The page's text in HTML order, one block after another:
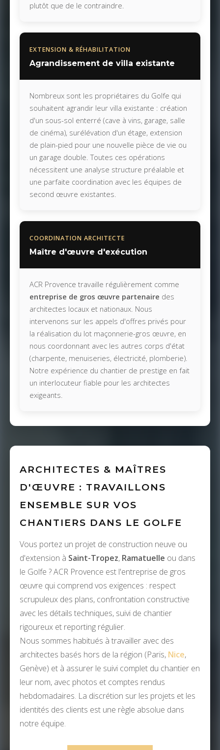
plutôt que de le contraindre.
EXTENSION & RÉHABILITATION
Agrandissement de villa existante
Nombreux sont les propriétaires du Golfe qui
souhaitent agrandir leur villa existante : création
d'un sous-sol enterré (cave à vins, garage, salle
de cinéma), surélévation d'un étage, extension
de plain-pied pour une nouvelle pièce de vie ou
un garage double. Toutes ces opérations
nécessitent une analyse structure préalable et
une parfaite coordination avec les équipes de
second œuvre existantes.
COORDINATION ARCHITECTE
Maître d'œuvre d'exécution
ACR Provence travaille régulièrement comme
entreprise de gros œuvre partenaire des
architectes locaux et nationaux. Nous
intervenons sur les appels d'offres privés pour
la réalisation du lot maçonnerie-gros œuvre, en
nous coordonnant avec les autres corps d'état
(charpente, menuiseries, électricité, plomberie).
Notre expérience du chantier de prestige en fait
un interlocuteur fiable pour les architectes
exigeants.
ARCHITECTES & MAÎTRES
D'ŒUVRE : TRAVAILLONS
ENSEMBLE SUR VOS
CHANTIERS DANS LE GOLFE
Vous portez un projet de construction neuve ou
d'extension à Saint-Tropez, Ramatuelle ou dans
le Golfe ? ACR Provence est l'entreprise de gros
œuvre qui comprend vos exigences : respect
scrupuleux des plans, confrontation constructive
avec les détails techniques, suivi de chantier
rigoureux et reporting régulier.
Nous sommes habitués à travailler avec des
architectes basés hors de la région (Paris, Nice,
Genève) et à assurer le suivi complet du chantier en
leur nom, avec photos et comptes rendus
hebdomadaires. La discrétion sur les projets et les
identités des clients est une règle absolue dans
notre équipe.